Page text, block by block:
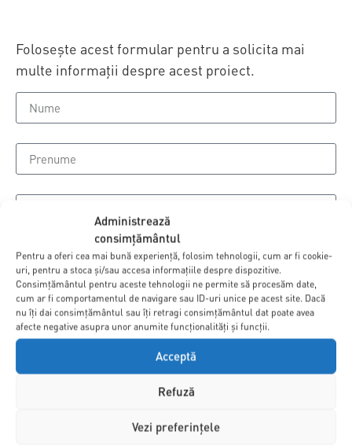
Administrează
consimțământul
Pentru a oferi cea mai bună experiență, folosim tehnologii, cum ar fi cookie-
uri, pentru a stoca și/sau accesa informațiile despre dispozitive.
Consimțământul pentru aceste tehnologii ne permite să procesăm date,
cum ar fi comportamentul de navigare sau ID-uri unice pe acest site. Dacă
nu îți dai consimțământul sau îți retragi consimțământul dat poate avea
afecte negative asupra unor anumite funcționalități și funcții.
Acceptă
Refuză
Vezi preferințele
Folosește acest formular pentru a solicita mai
multe informații despre acest proiect.